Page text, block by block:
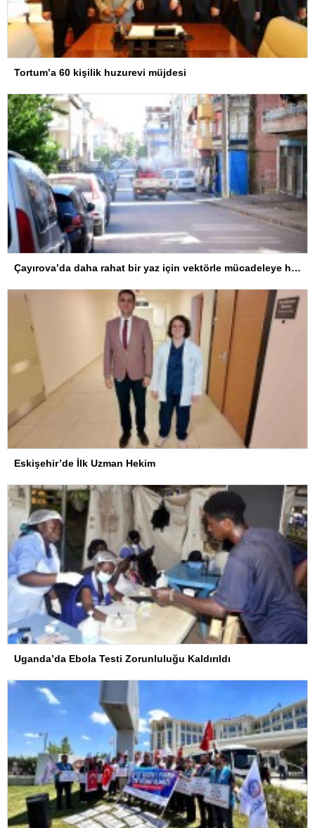
Tortum’a 60 kişilik huzurevi müjdesi
Çayırova’da daha rahat bir yaz için vektörle mücadeleye hız verildi
Eskişehir’de İlk Uzman Hekim
Uganda’da Ebola Testi Zorunluluğu Kaldırıldı